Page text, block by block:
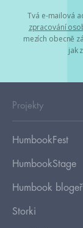
Tvá e-mailová
zpracování
mezích obecně
jak
Projekty
HumbookFest
HumbookStage
Humbook
Storki